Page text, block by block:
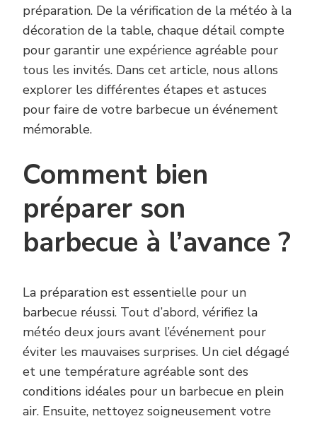
préparation. De la vérification de la météo à la
décoration de la table, chaque détail compte
pour garantir une expérience agréable pour
tous les invités. Dans cet article, nous allons
explorer les différentes étapes et astuces
pour faire de votre barbecue un événement
mémorable.
Comment bien
préparer son
barbecue à l’avance ?
La préparation est essentielle pour un
barbecue réussi. Tout d’abord, vérifiez la
météo deux jours avant l’événement pour
éviter les mauvaises surprises. Un ciel dégagé
et une température agréable sont des
conditions idéales pour un barbecue en plein
air. Ensuite, nettoyez soigneusement votre